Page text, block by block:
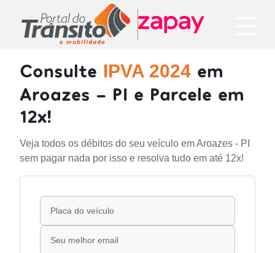
Consulte IPVA 2024 em
Aroazes - PI e Parcele em
12x!
Veja todos os débitos do seu veículo em Aroazes - PI
sem pagar nada por isso e resolva tudo em até 12x!